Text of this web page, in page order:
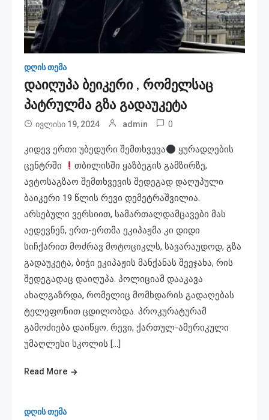
დღის თემა
დაიღუპა ბეიკერი , რომელსაც
პატრულმა გზა გადაუკეტა
ივლისი 19, 2024 admin 0
კიდევ ერთი უბედური შემთხვევა
ყურადღების
ცენტრში
თბილისში ყაზბეგის გამზირზე,
ავტოსაგზაო შემთხვევის შედეგად დაღუპული
ბაიკერი 19 წლის რევი დემეტრაშვილია.
არსებული ვერსიით, სამართალდამცავები მას
აედევნენ, ერთ-ერთმა ეკიპაჟმა კი დიდი
სიჩქარით მოძრავ მოტოციკლს, სავარაუდოდ, გზა
გადაუკეტა, ბიჭი ეკიპაჟის მანქანას შეეჯახა, რის
შედეგადაც დაიღუპა. პოლიციამ დააკავა
ახალგაზრდა, რომელიც მომხდარის გადაღებას
ტელეფონით ცდილობდა. პროკურატურამ
გამოძიება დაიწყო. რევი, ქართულ-ამერიკული
უმაღლესი სკოლის […]
Read More
დღის თემა